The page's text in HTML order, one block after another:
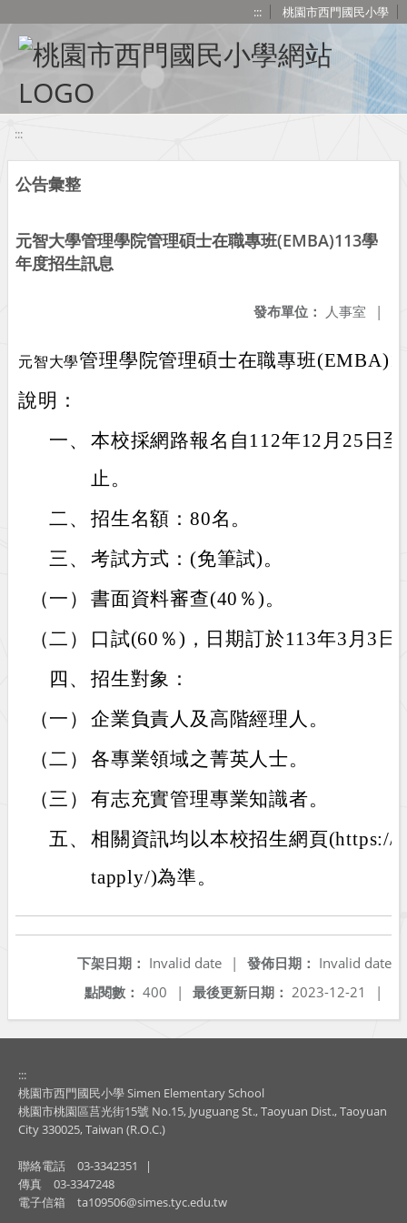
::: 桃園市西門國民小學
:::
公告彙整
元智大學管理學院管理碩士在職專班(EMBA)113學
年度招生訊息
發布單位： 人事室 |
元智大學管理學院管理碩士在職專班
說明：
一、 本校採網路報名自112年12月25日
止。
二、 招生名額：80名。
三、 考試方式：(免筆試)。
（一） 書面資料審查(40％)。
（二）
口試(60％)，日期訂於113年3月3日
四、 招生對象：
（一） 企業負責人及高階經理人。
（二） 各專業領域之菁英人士。
（三） 有志充實管理專業知識者。
五、 相關資訊均以本校招生網頁(https://
tapply/)為準。
發佈日期： Invalid date
下架日期： Invalid date
|
最後更新日期： 2023-12-21 |
點閱數： 400 |
:::
桃園市西門國民小學 Simen Elementary School
桃園市桃園區莒光街15號 No.15, Jyuguang St., Taoyuan Dist., Taoyuan
City 330025, Taiwan (R.O.C.)
聯絡電話 03-3342351
|
傳真
03-3347248
電子信箱
ta109506@simes.tyc.edu.tw